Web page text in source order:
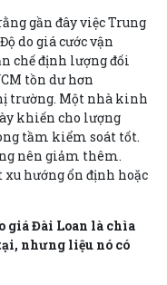
gần đây việc Trung
do giá cước vận
chế định lượng đối
tồn dư hơn
trường. Một nhà kinh
khiến cho lượng
tầm kiểm soát tốt.
nên giảm thêm.
xu hướng ổn định hoặc
giá Đài Loan là chìa
nhưng liệu nó có